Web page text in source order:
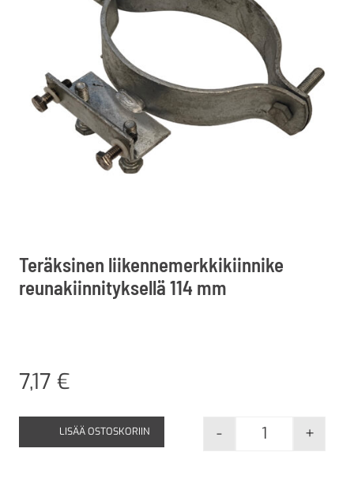
Teräksinen liikennemerkkikiinnike
reunakiinnityksellä 114 mm
7,17 €
Teräksinen
- +
LISÄÄ OSTOSKORIIN